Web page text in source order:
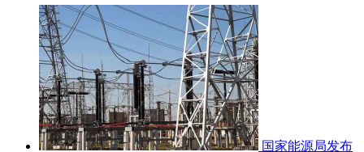
国家能源局发布